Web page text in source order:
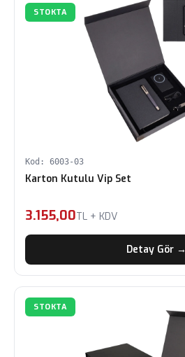
STOKTA
Kod: 6003-03
Karton Kutulu Vip Set
3.155,00TL + KDV
Detay Gör →
STOKTA